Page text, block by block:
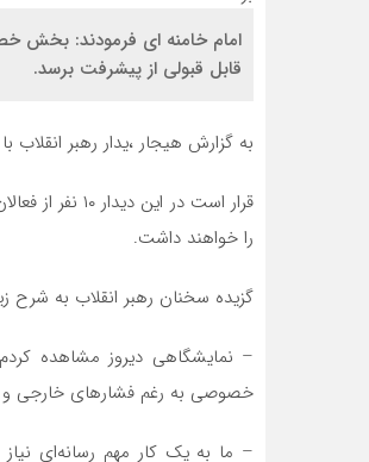
امام خامنه ای فرمودند: بخش
قابل قبولی از پیشرفت برسد.
به گزارش هیجار ،یدار رهبر
قرار است در
را خواهند داشت.
گزیده سخنان رهبر انقلاب به شرح
– نمایشگاهی دیروز مشاهده
خصوصی به ‌رغم فشارهای خارجی و
– ما به یک کار مهم رسانه‌ای